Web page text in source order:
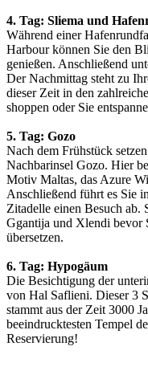
4. Tag: Sliema und
Während einer
Harbour können Sie den
genießen. Anschließend
Der Nachmittag steht zu
dieser Zeit in den
shoppen oder Sie
5. Tag: Gozo
Nach dem Frühstück
Nachbarinsel Gozo. Hier
Motiv Maltas, das Azure
Anschließend führt es Sie
Zitadelle einen Besuch ab.
Ggantija und Xlendi bevor
übersetzen.
6. Tag: Hypogäum
Die Besichtigung der
von Hal Saflieni. Dieser 3
stammt aus der Zeit 3000
beeindrucktesten Tempel
Reservierung!